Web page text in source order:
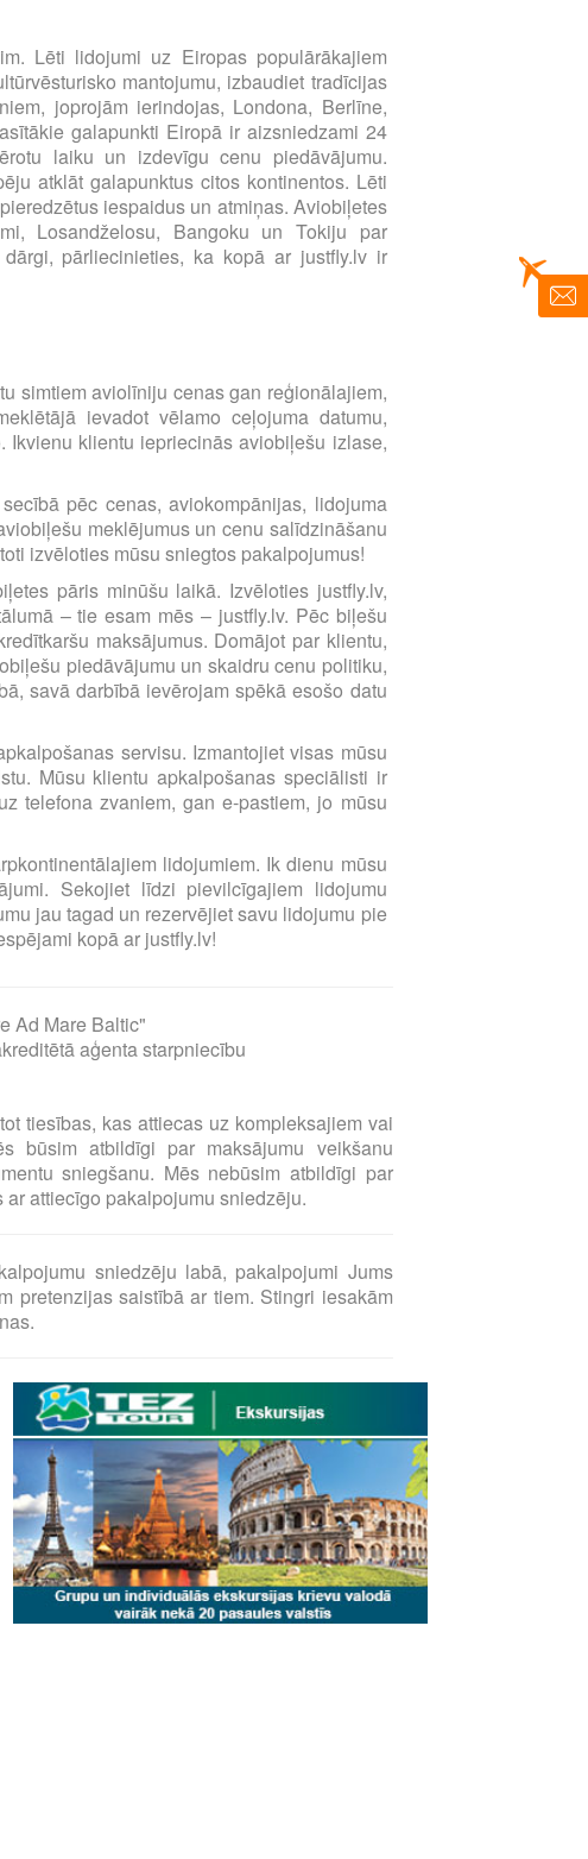
Lēti lidojumi uz Eiropas populārākajiem
mantojumu, izbaudiet tradīcijas
joprojām ierindojas, Londona, Berlīne,
galapunkti Eiropā ir aizsniedzami 24
laiku un izdevīgu cenu piedāvājumu.
atklāt galapunktus citos kontinentos. Lēti
iespaidus un atmiņas. Aviobiļetes
Losandželosu, Bangoku un Tokiju par
pārliecinieties, ka kopā ar justfly.lv ir
simtiem aviolīniju cenas gan reģionālajiem,
ievadot vēlamo ceļojuma datumu,
klientu iepriecinās aviobiļešu izlase,
pēc cenas, aviokompānijas, lidojuma
meklējumus un cenu salīdzināšanu
izvēloties mūsu sniegtos pakalpojumus!
pāris minūšu laikā. Izvēloties justfly.lv,
– tie esam mēs – justfly.lv. Pēc biļešu
maksājumus. Domājot par klientu,
piedāvājumu un skaidru cenu politiku,
savā darbībā ievērojam spēkā esošo datu
servisu. Izmantojiet visas mūsu
Mūsu klientu apkalpošanas speciālisti ir
telefona zvaniem, gan e-pastiem, jo mūsu
lidojumiem. Ik dienu mūsu
Sekojiet līdzi pievilcīgajiem lidojumu
jau tagad un rezervējiet savu lidojumu pie
kopā ar justfly.lv!
Ad Mare Baltic"
aģenta starpniecību
tiesības, kas attiecas uz kompleksajiem vai
būsim atbildīgi par maksājumu veikšanu
sniegšanu. Mēs nebūsim atbildīgi par
attiecīgo pakalpojumu sniedzēju.
sniedzēju labā, pakalpojumi Jums
pretenzijas saistībā ar tiem. Stingri iesakām